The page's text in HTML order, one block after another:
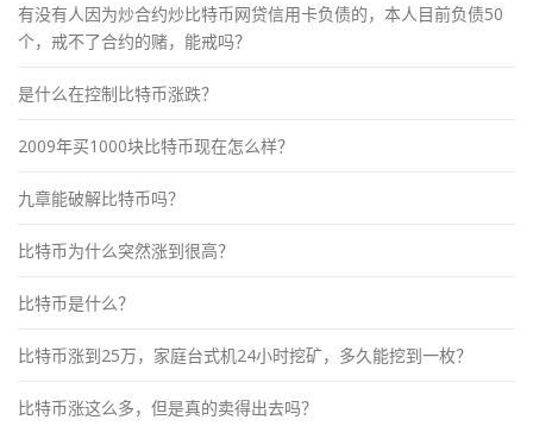
有没有人因为炒合约炒比特币网贷信用卡负债的，本人目前负债50
个，戒不了合约的赌，能戒吗？
是什么在控制比特币涨跌？
2009年买1000块比特币现在怎么样？
九章能破解比特币吗？
比特币为什么突然涨到很高？
比特币是什么？
比特币涨到25万，家庭台式机24小时挖矿，多久能挖到一枚？
比特币涨这么多，但是真的卖得出去吗？